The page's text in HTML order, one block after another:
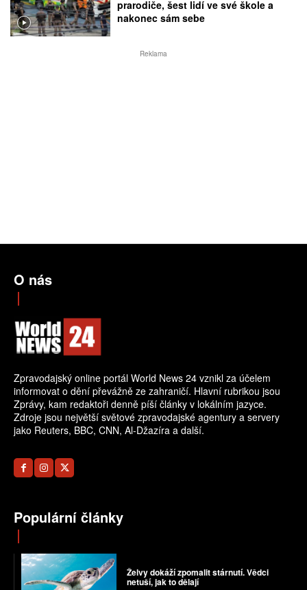
prarodiče, šest lidí ve své škole a
nakonec sám sebe
Reklama
O nás
Zpravodajský online portál World News 24 vznikl za účelem
informovat o dění převážně ze zahraničí. Hlavní rubrikou jsou
Zprávy, kam redaktoři denně píší články v lokálním jazyce.
Zdroje jsou největší světové zpravodajské agentury a servery
jako Reuters, BBC, CNN, Al-Džazíra a další.
Populární články
Želvy dokáží zpomalit stárnutí. Vědci
netuší, jak to dělají